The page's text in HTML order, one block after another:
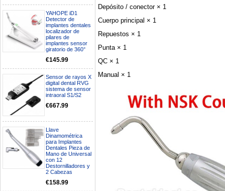
YAHOPE iD1
Detector de
implantes dentales
localizador de
pilares de
implantes sensor
giratorio de 360°
€145.99
Sensor de rayos X
digital dental RVG
sistema de sensor
intraoral S1/S2
€667.99
Llave
Dinamométrica
para Implantes
Dentales Pieza de
Mano de Universal
con 12
Destornilladores y
2 Cabezas
€158.99
Boa noite gostaria de saber se
Portugal e quanto tempo no
máximo demoraria pra a morada
av Francisco Sá Carneiro n40
5430-423 Valpacos do seguinte
produto - Motor eléctrico dental
inalámbrico IPR pieza de mano
ortodoncia y pulido 2 en 1.
Rita
Depósito / conector × 1
Cuerpo principal × 1
Repuestos × 1
Punta × 1
QC × 1
Manual × 1